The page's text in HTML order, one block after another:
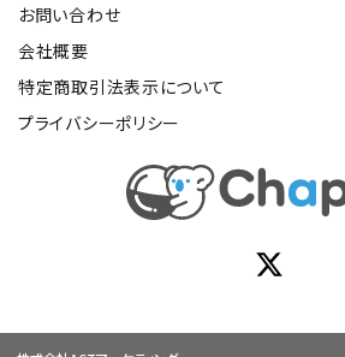
お問い合わせ
会社概要
特定商取引法表示について
プライバシーポリシー